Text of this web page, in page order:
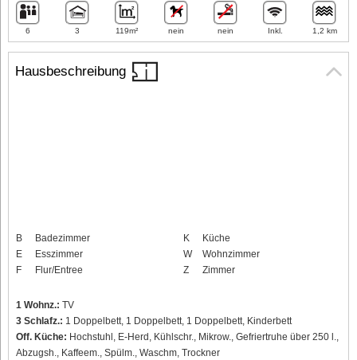
Hausbeschreibung
B
Badezimmer
E
Esszimmer
F
Flur/Entree
K
Küche
W
Wohnzimmer
Z
Zimmer
1 Wohnz.: TV
3 Schlafz.: 1 Doppelbett, 1 Doppelbett, 1 Doppelbett, Kinderbett
Off. Küche: Hochstuhl, E-Herd, Kühlschr., Mikrow., Gefriertruhe über 250 l.,
Abzugsh., Kaffeem., Spülm., Waschm, Trockner
6 3 119m² nein nein Inkl. 1,2 km